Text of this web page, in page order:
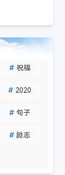
# 祝福
# 2020
# 句子
# 励志